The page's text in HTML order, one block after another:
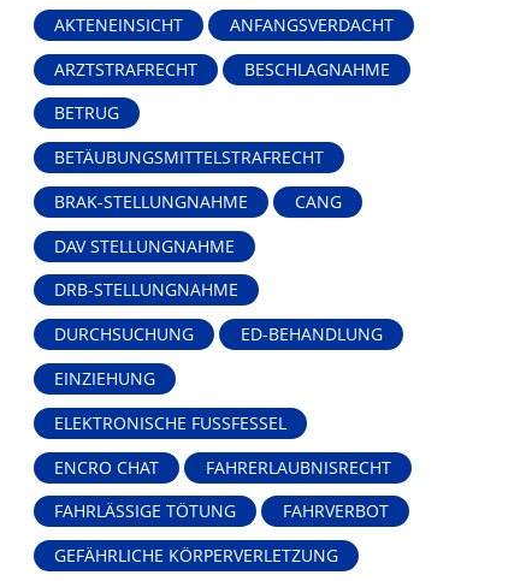
AKTENEINSICHT
ANFANGSVERDACHT
ARZTSTRAFRECHT
BESCHLAGNAHME
BETRUG
BETÄUBUNGSMITTELSTRAFRECHT
BRAK-STELLUNGNAHME
CANG
DAV STELLUNGNAHME
DRB-STELLUNGNAHME
DURCHSUCHUNG
ED-BEHANDLUNG
EINZIEHUNG
ELEKTRONISCHE FUSSFESSEL
ENCRO CHAT
FAHRERLAUBNISRECHT
FAHRLÄSSIGE TÖTUNG
FAHRVERBOT
GEFÄHRLICHE KÖRPERVERLETZUNG